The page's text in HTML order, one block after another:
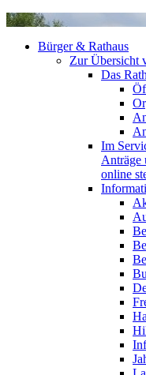
Bürger & Rathaus
Zur Übersicht
Das
Im
Anträge
online